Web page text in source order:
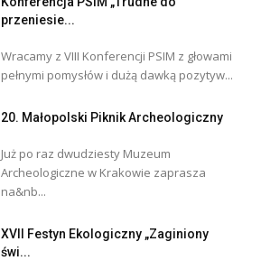
przeniesie...
Wracamy z VIII Konferencji PSIM z głowami
pełnymi pomysłów i dużą dawką pozytyw...
20. Małopolski Piknik Archeologiczny
Już po raz dwudziesty Muzeum
Archeologiczne w Krakowie zaprasza
na&nb...
XVII Festyn Ekologiczny „Zaginiony
świ...